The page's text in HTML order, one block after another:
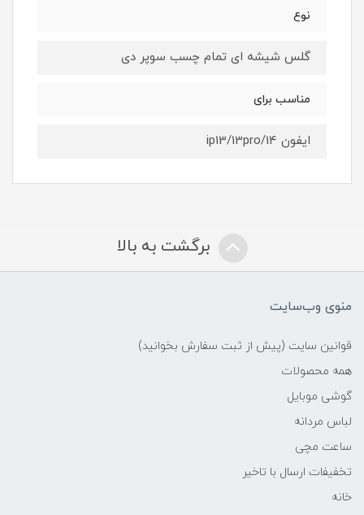
نوع
گلس شیشه ای تمام چسب سوپر دی
مناسب برای
ایفون ip13/13pro/14
برگشت به بالا
منوی وب‌سایت
قوانین سایت (پیش از ثبت سفارش بخوانید)
همه محصولات
گوشی موبایل
لباس مردانه
ساعت مچی
تخفیفات ارسال با تاخیر
خانه